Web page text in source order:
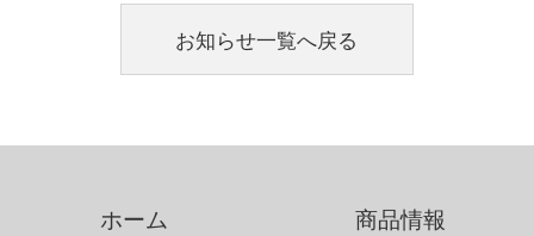
お知らせ一覧へ戻る
ホーム 商品情報